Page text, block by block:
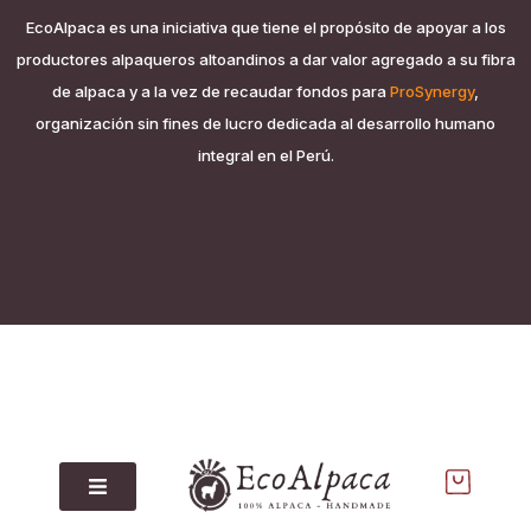
EcoAlpaca es una iniciativa que tiene el propósito de apoyar a los
productores alpaqueros altoandinos a dar valor agregado a su fibra
de alpaca y a la vez de recaudar fondos para ProSynergy,
organización sin fines de lucro dedicada al desarrollo humano
integral en el Perú.